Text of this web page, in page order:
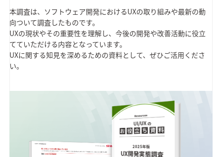
本調査は、ソフトウェア開発におけるUXの取り組みや最新の動
向ついて調査したものです。
UXの現状やその重要性を理解し、今後の開発や改善活動に役立
てていただける内容となっています。
UXに関する知見を深めるための資料として、ぜひご活用くださ
い。